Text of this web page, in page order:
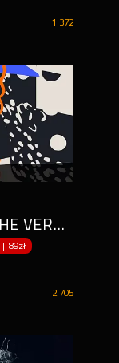
1 372
RENI JUSIS (DJ SET) X THE VERY POLISH CUT OUTS
|89zł
2 705